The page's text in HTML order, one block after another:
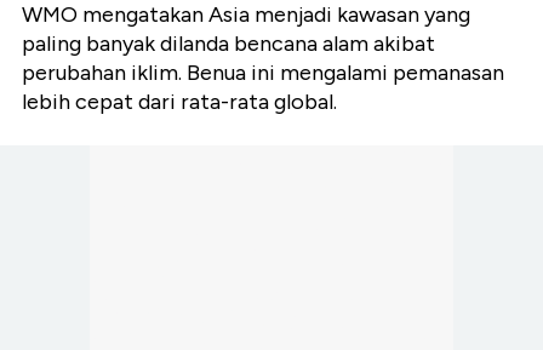
WMO mengatakan Asia menjadi kawasan yang
paling banyak dilanda bencana alam akibat
perubahan iklim. Benua ini mengalami pemanasan
lebih cepat dari rata-rata global.